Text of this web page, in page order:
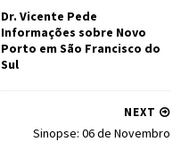
Dr. Vicente Pede
Informações sobre Novo
Porto em São Francisco do
Sul
NEXT
Sinopse: 06 de Novembro